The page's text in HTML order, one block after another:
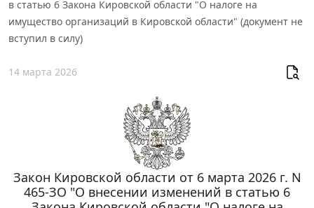
в статью 6 Закона Кировской области "О налоге на
имущество организаций в Кировской области" (документ не
вступил в силу)
14 марта 2026
Закон Кировской области от 6 марта 2026 г. N
465-ЗО "О внесении изменений в статью 6